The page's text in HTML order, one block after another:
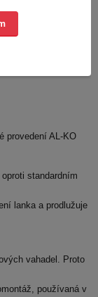
provedení AL-KO
standardním
lanka a prodlužuje
vahadel. Proto
používaná v